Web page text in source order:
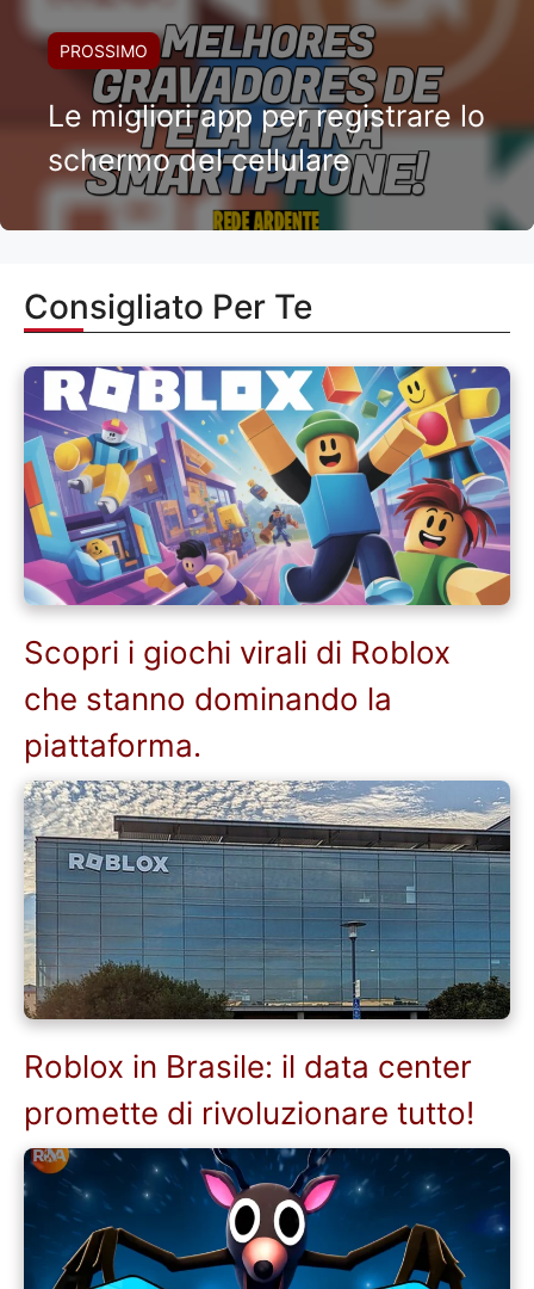
PROSSIMO
Le migliori app per registrare lo
schermo del cellulare
Consigliato Per Te
Scopri i giochi virali di Roblox
che stanno dominando la
piattaforma.
Roblox in Brasile: il data center
promette di rivoluzionare tutto!